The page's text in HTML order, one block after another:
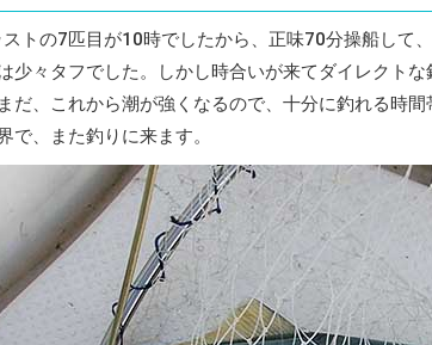
トの7匹目が10時でしたから、正味70分操船して
少々タフでした。しかし時合いが来てダイレクト
だ、これから潮が強くなるので、十分に釣れる時間
で、また釣りに来ます。